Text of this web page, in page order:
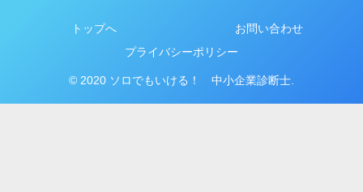
トップへ
お問い合わせ
プライバシーポリシー
© 2020 ソロでもいける！ 中小企業診断士.